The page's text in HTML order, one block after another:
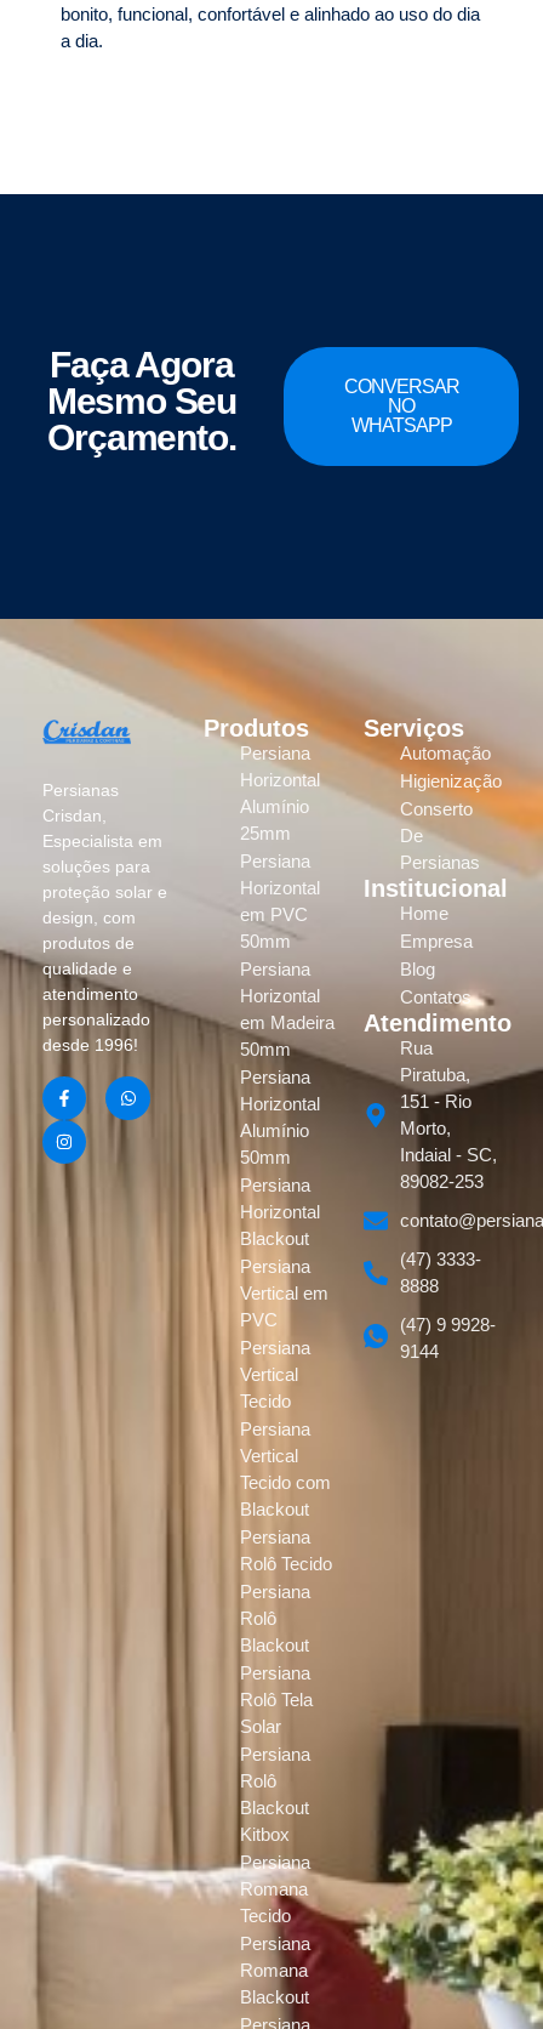
bonito, funcional, confortável e alinhado ao uso do dia
a dia.
Faça Agora
Mesmo Seu
Orçamento.
CONVERSAR
NO
WHATSAPP
Persianas
Crisdan,
Especialista em
soluções para
proteção solar e
design, com
produtos de
qualidade e
atendimento
personalizado
desde 1996!
Produtos
Persiana
Horizontal
Alumínio
25mm
Persiana
Horizontal
em PVC
50mm
Persiana
Horizontal
em Madeira
50mm
Persiana
Horizontal
Alumínio
50mm
Persiana
Horizontal
Blackout
Persiana
Vertical em
PVC
Persiana
Vertical
Tecido
Persiana
Vertical
Tecido com
Blackout
Persiana
Rolô Tecido
Persiana
Rolô
Blackout
Persiana
Rolô Tela
Solar
Persiana
Rolô
Blackout
Kitbox
Persiana
Romana
Tecido
Persiana
Romana
Blackout
Persiana
Serviços
Automação
Higienização
Conserto
De
Persianas
Institucional
Home
Empresa
Blog
Contatos
Atendimento
Rua
Piratuba,
151 - Rio
Morto,
Indaial - SC,
89082-253
(47) 3333-
8888
(47) 9 9928-
9144